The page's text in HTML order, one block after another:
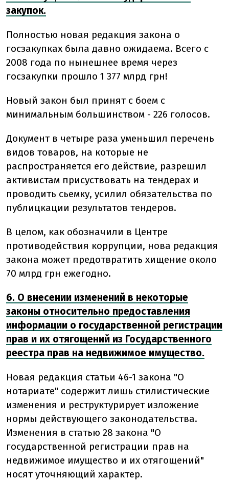
закупок.
Полностью новая редакция закона о
госзакупках была давно ожидаема. Всего с
2008 года по нынешнее время через
госзакупки прошло 1 377 млрд грн!
Новый закон был принят с боем с
минимальным большинством - 226 голосов.
Документ в четыре раза уменьшил перечень
видов товаров, на которые не
распространяется его действие, разрешил
активистам присуствовать на тендерах и
проводить сьемку, усилил обязательства по
публицкации результатов тендеров.
В целом, как обозначили в Центре
противодействия коррупции, нова редакция
закона может предотвратить хищение около
70 млрд грн ежегодно.
6. О внесении изменений в некоторые
законы относительно предоставления
информации о государственной регистрации
прав и их отягощений из Государственного
реестра прав на недвижимое имущество.
Новая редакция статьи 46-1 закона "О
нотариате" содержит лишь стилистические
изменения и реструктурирует изложение
нормы действующего законодательства.
Изменения в статью 28 закона "О
государственной регистрации прав на
недвижимое имущество и их отягощений"
носят уточняющий характер.